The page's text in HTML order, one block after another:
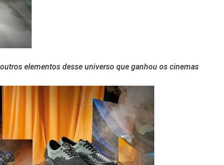
elementos desse universo que ganhou os cinemas